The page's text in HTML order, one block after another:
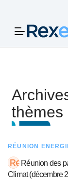
thèmes
RÉUNION
Réunion des
Climat (décembre